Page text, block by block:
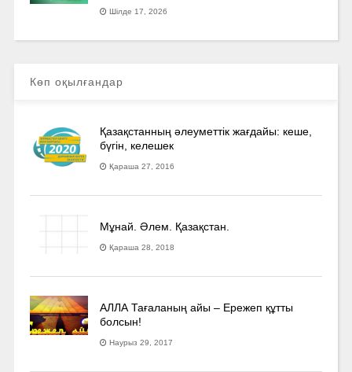
Шілде 17, 2026
Көп оқылғандар
Қазақстанның әлеуметтік жағдайы: кеше,
бүгін, келешек
Қараша 27, 2016
Мұнай. Әлем. Қазақстан.
Қараша 28, 2018
АЛЛА Тағаланың айы – Ережеп құтты
болсын!
Наурыз 29, 2017